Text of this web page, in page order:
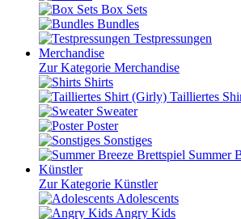
Box Sets
Bundles
Testpressungen
Merchandise
Zur Kategorie Merchandise
Shirts
Tailliertes
Sweater
Poster
Sonstiges
Summer
Künstler
Zur Kategorie Künstler
Adolescents
Angry Kids